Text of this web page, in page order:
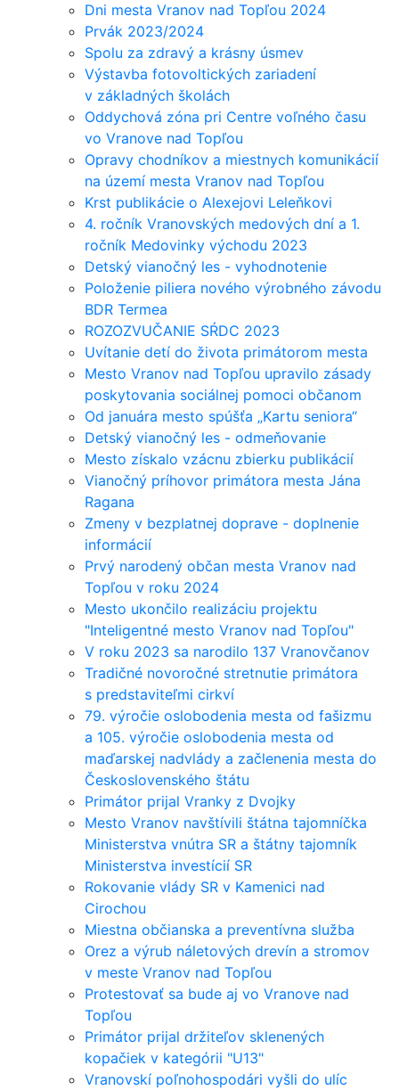
Dni mesta Vranov nad Topľou 2024
Prvák 2023/2024
Spolu za zdravý a krásny úsmev
Výstavba fotovoltických zariadení
v základných školách
Oddychová zóna pri Centre voľného času
vo Vranove nad Topľou
Opravy chodníkov a miestnych komunikácií
na území mesta Vranov nad Topľou
Krst publikácie o Alexejovi Leleňkovi
4. ročník Vranovských medových dní a 1.
ročník Medovinky východu 2023
Detský vianočný les - vyhodnotenie
Položenie piliera nového výrobného závodu
BDR Termea
ROZOZVUČANIE SŔDC 2023
Uvítanie detí do života primátorom mesta
Mesto Vranov nad Topľou upravilo zásady
poskytovania sociálnej pomoci občanom
Od januára mesto spúšťa „Kartu seniora“
Detský vianočný les - odmeňovanie
Mesto získalo vzácnu zbierku publikácií
Vianočný príhovor primátora mesta Jána
Ragana
Zmeny v bezplatnej doprave - doplnenie
informácií
Prvý narodený občan mesta Vranov nad
Topľou v roku 2024
Mesto ukončilo realizáciu projektu
"Inteligentné mesto Vranov nad Topľou"
V roku 2023 sa narodilo 137 Vranovčanov
Tradičné novoročné stretnutie primátora
s predstaviteľmi cirkví
79. výročie oslobodenia mesta od fašizmu
a 105. výročie oslobodenia mesta od
maďarskej nadvlády a začlenenia mesta do
Československého štátu
Primátor prijal Vranky z Dvojky
Mesto Vranov navštívili štátna tajomníčka
Ministerstva vnútra SR a štátny tajomník
Ministerstva investícií SR
Rokovanie vlády SR v Kamenici nad
Cirochou
Miestna občianska a preventívna služba
Orez a výrub náletových drevín a stromov
v meste Vranov nad Topľou
Protestovať sa bude aj vo Vranove nad
Topľou
Primátor prijal držiteľov sklenených
kopačiek v kategórii "U13"
Vranovskí poľnohospodári vyšli do ulíc